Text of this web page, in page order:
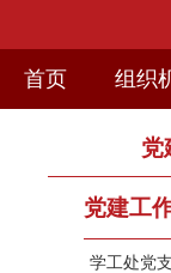
首页 组织
党
党建工
学工处党